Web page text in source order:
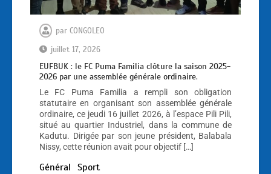
par CONGOLEO
juillet 17, 2026
EUFBUK : le FC Puma Familia clôture la saison 2025-
2026 par une assemblée générale ordinaire.
Le FC Puma Familia a rempli son obligation
statutaire en organisant son assemblée générale
ordinaire, ce jeudi 16 juillet 2026, à l’espace Pili Pili,
situé au quartier Industriel, dans la commune de
Kadutu. Dirigée par son jeune président, Balabala
Nissy, cette réunion avait pour objectif […]
Général Sport